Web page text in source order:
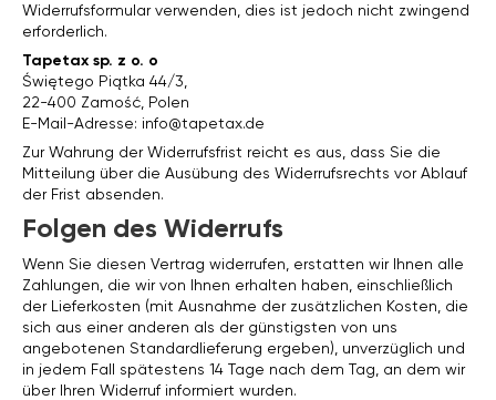
Widerrufsformular verwenden, dies ist jedoch nicht zwingend
erforderlich.
Tapetax sp. z o. o
Świętego Piątka 44/3,
22-400 Zamość, Polen
E-Mail-Adresse: info@tapetax.de
Zur Wahrung der Widerrufsfrist reicht es aus, dass Sie die
Mitteilung über die Ausübung des Widerrufsrechts vor Ablauf
der Frist absenden.
Folgen des Widerrufs
Wenn Sie diesen Vertrag widerrufen, erstatten wir Ihnen alle
Zahlungen, die wir von Ihnen erhalten haben, einschließlich
der Lieferkosten (mit Ausnahme der zusätzlichen Kosten, die
sich aus einer anderen als der günstigsten von uns
angebotenen Standardlieferung ergeben), unverzüglich und
in jedem Fall spätestens 14 Tage nach dem Tag, an dem wir
über Ihren Widerruf informiert wurden.